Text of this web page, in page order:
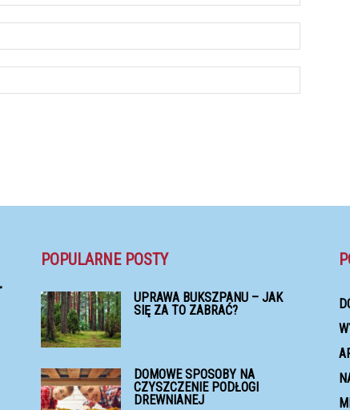
POPULARNE POSTY
UPRAWA BUKSZPANU – JAK
SIĘ ZA TO ZABRAĆ?
DOMOWE SPOSOBY NA
CZYSZCZENIE PODŁOGI
DREWNIANEJ